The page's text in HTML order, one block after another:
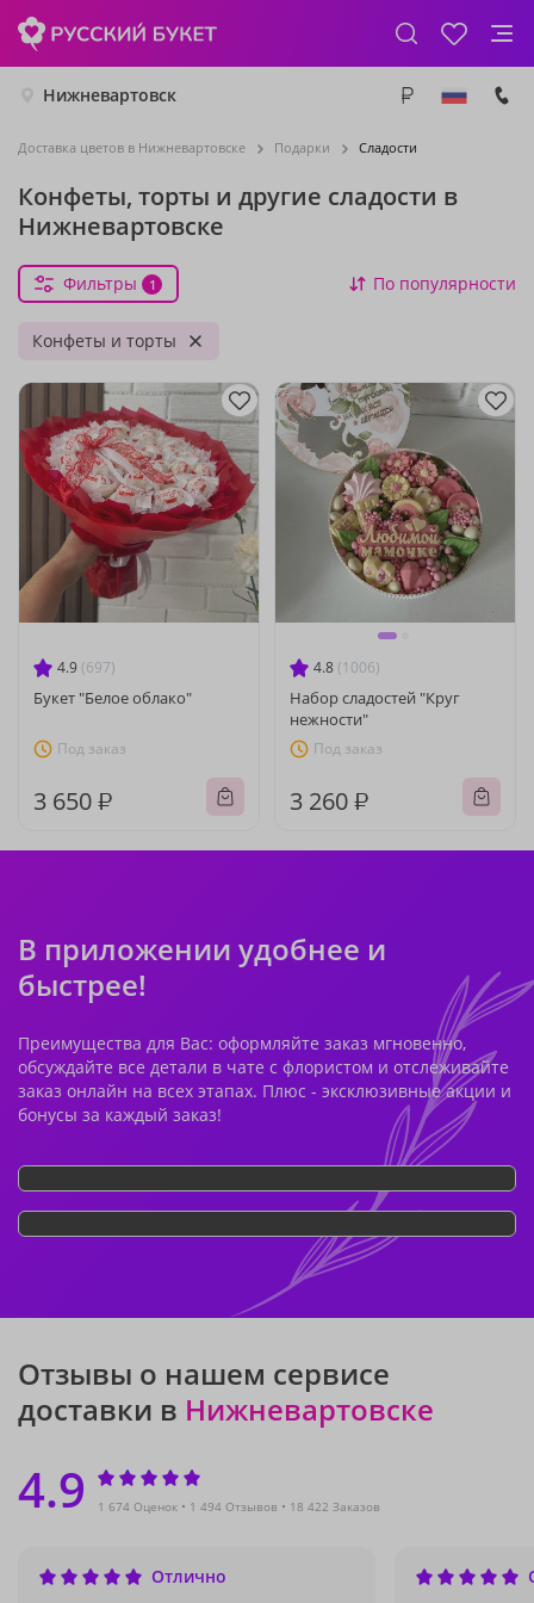
Нижневартовск
Доставка цветов в Нижневартовске Подарки Сладости
Конфеты, торты и другие сладости в
Нижневартовске
Фильтры 1 По популярности
Конфеты и торты
4.9 (697)
Букет "Белое облако"
Под заказ
3 650 ₽
4.8 (1006)
Набор сладостей "Круг
нежности"
Под заказ
3 260 ₽
В приложении удобнее и
быстрее!
Преимущества для Вас: оформляйте заказ мгновенно,
обсуждайте все детали в чате с флористом и отслеживайте
заказ онлайн на всех этапах. Плюс - эксклюзивные акции и
бонусы за каждый заказ!
Отзывы о нашем сервисе
доставки в Нижневартовске
4.9 1 674 Оценок 1 494 Отзывов 18 422 Заказов
Отлично